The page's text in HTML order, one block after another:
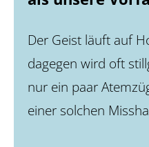
Der Geist läuft auf
dagegen wird oft
nur ein paar
einer solchen